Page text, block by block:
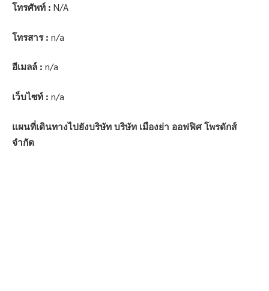
โทรศัพท์ : N/A
โทรสาร : n/a
อีเมลล์ : n/a
เว็บไซท์ : n/a
แผนที่เดินทางไปยังบริษัท บริษัท เมืองย่า ออฟฟิศ โพรดักส์
จำกัด